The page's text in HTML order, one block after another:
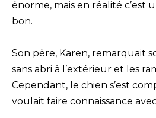
énorme, mais en réalité c’est
bon.
Son père, Karen, remarquait
sans abri à l’extérieur et les
Cependant, le chien s’est
voulait faire connaissance